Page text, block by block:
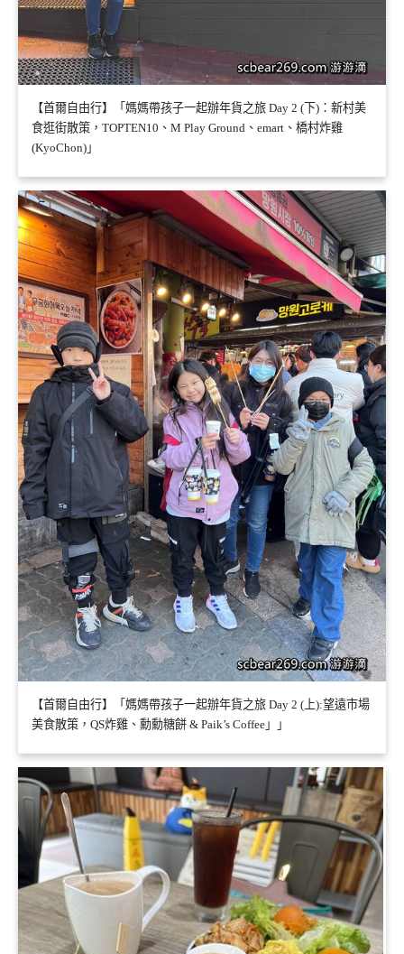
【首爾自由行】「媽媽帶孩子一起辦年貨之旅 Day 2 (下)：新村美
食逛街散策，TOPTEN10、M Play Ground、emart、橋村炸雞
(KyoChon)」
【首爾自由行】「媽媽帶孩子一起辦年貨之旅 Day 2 (上):望遠市場
美食散策，QS炸雞、勳勳糖餅 & Paik’s Coffee」」